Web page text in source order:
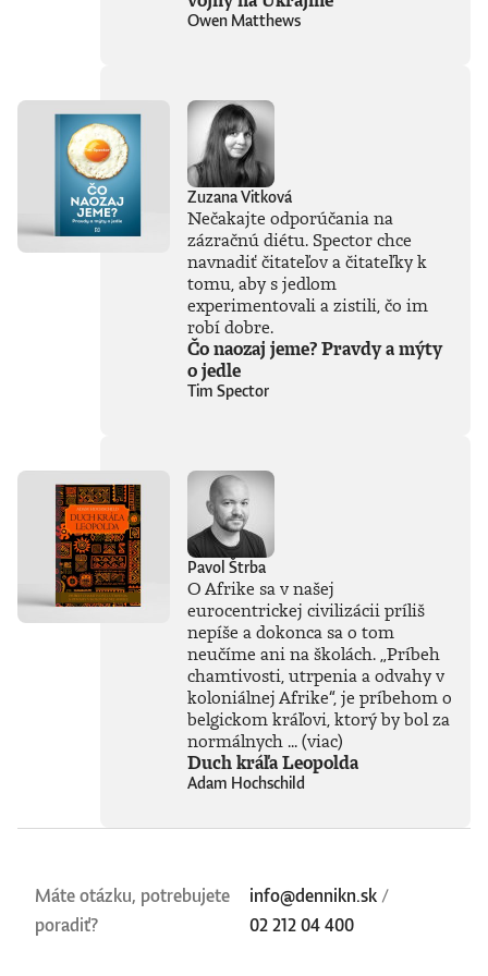
vety, ktoré v ten
deň napíšu
pozerať aj ako na
umenie. Čistá
kresba, dokonalá
kompozícia.
Jednoducho obraz,
ktorý by ste si radi
zavesili na stenu.
Taký je Shooty.
Teraz môže byť
signovaná
Shootyho
karikatúra vaša, a
to na kvalitnom
papieri vo formáte
A3. Denník N v
Shootyho karikatúr
v kvalite, akú
neuvidíte pri
novinovej tlači, ani
na internete.
Obrázky sú
vytlačené
najmodernejšou
technológiou,
kvalitnými
pigmentovými
farbami Epson
Stylus Pro na
bavlnenom
archívnom 320-
gramovom papieri
certifikátom pre
Upozornenie:
Kresby tlačíme na
objednávku a každá
Owen Matthews
Zuzana Vitková
Nečakajte odporúčania na
zázračnú diétu. Spector chce
navnadiť čitateľov a čitateľky k
tomu, aby s jedlom
experimentovali a zistili, čo im
robí dobre.
Čo naozaj jeme? Pravdy a mýty
o jedle
Tim Spector
Pavol Štrba
O Afrike sa v našej
eurocentrickej civilizácii príliš
nepíše a dokonca sa o tom
neučíme ani na školách. „Príbeh
chamtivosti, utrpenia a odvahy v
koloniálnej Afrike“, je príbehom o
belgickom kráľovi, ktorý by bol za
normálnych ...(viac)
Duch kráľa Leopolda
Adam Hochschild
Máte otázku, potrebujete
poradiť?
info@dennikn.sk /
02 212 04 400